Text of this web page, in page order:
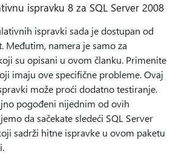
ispravku 8 za SQL Server 2008
ispravki sada je dostupan od
Međutim, namera je samo za
su opisani u ovom članku. Primenite
imaju ove specifične probleme. Ovaj
može proći dodatno testiranje.
pogođeni nijednim od ovih
da sačekate sledeći SQL Server
sadrži hitne ispravke u ovom paketu